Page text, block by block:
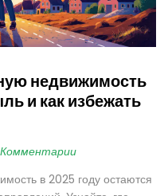
недвижимость
и как избежать
Комментарии
в 2025 году остаются